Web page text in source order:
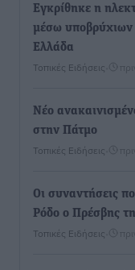
Εγκρίθηκε η
μέσω υποβρύχιων
Ελλάδα
Τοπικές Ειδήσεις
Νέο
στην Πάτμο
Τοπικές Ειδήσεις
Οι συναντήσεις
Ρόδο ο Πρέσβης
Τοπικές Ειδήσεις